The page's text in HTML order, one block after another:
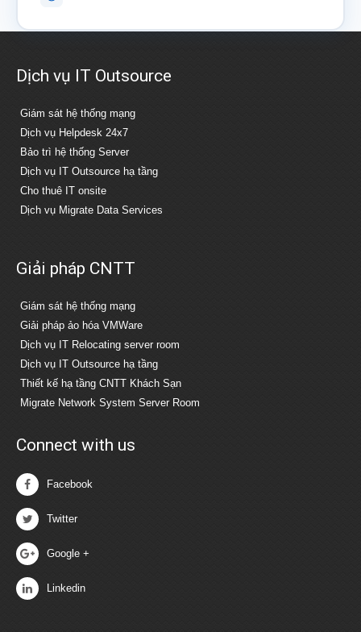
Dịch vụ IT Outsource
Giám sát hệ thống mạng
Dịch vụ Helpdesk 24x7
Bảo trì hệ thống Server
Dịch vụ IT Outsource hạ tầng
Cho thuê IT onsite
Dịch vụ Migrate Data Services
Giải pháp CNTT
Giám sát hệ thống mạng
Giải pháp ảo hóa VMWare
Dịch vụ IT Relocating server room
Dịch vụ IT Outsource hạ tầng
Thiết kế hạ tầng CNTT Khách Sạn
Migrate Network System Server Room
Connect with us
Facebook
Twitter
Google +
Linkedin